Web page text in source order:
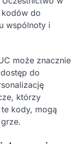
kodów do
wspólnoty i
może znacznie
do
którzy
kody, mogą